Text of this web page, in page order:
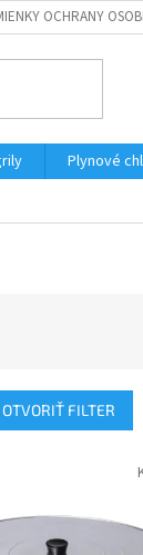
OCHRANY
Plynové
OTVORIŤ FILTER